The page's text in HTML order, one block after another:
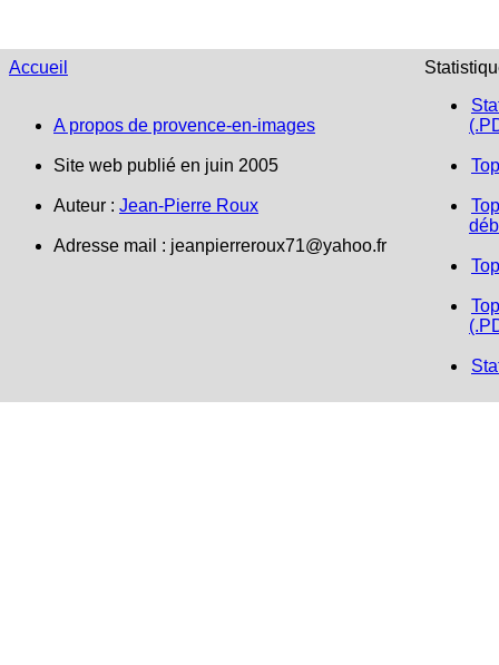
Accueil
A propos de provence-en-images
Site web publié en juin 2005
Auteur : Jean-Pierre Roux
Adresse mail : jeanpierreroux71@yahoo.fr